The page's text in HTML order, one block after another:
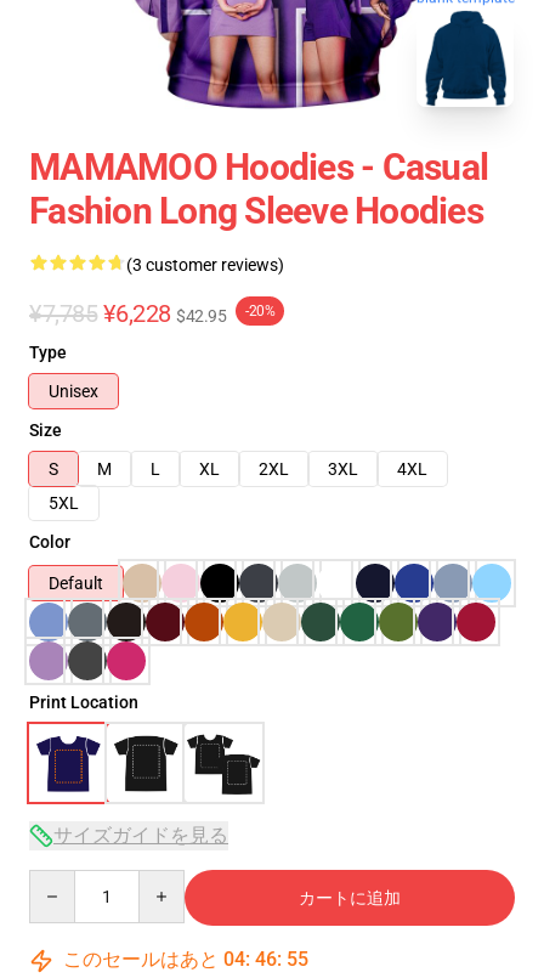
MAMAMOO Hoodies - Casual
Fashion Long Sleeve Hoodies
(3 customer reviews)
¥7,785 ¥6,228 $42.95 -20%
Type
Unisex
Size
S
M L XL 2XL 3XL
4XL
5XL
Color
Default
Print Location
サイズガイドを見る
カートに追加
このセールはあと 04: 46: 54